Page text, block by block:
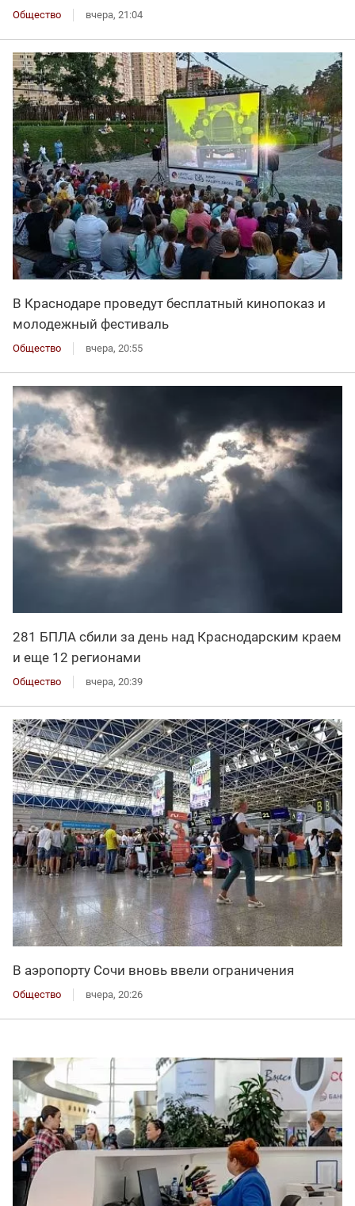
Общество вчера, 21:04
В Краснодаре проведут бесплатный кинопоказ и
молодежный фестиваль
Общество вчера, 20:55
281 БПЛА сбили за день над Краснодарским краем
и еще 12 регионами
Общество вчера, 20:39
В аэропорту Сочи вновь ввели ограничения
Общество вчера, 20:26